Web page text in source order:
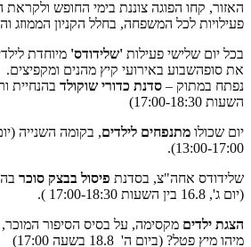
האזור, קחו הפוגה צוננת בימי החופש
פעילויות לכל המשפחה, בחלל הקניון הממוזג
בכל יום שלישי פעילות 'שלידודס' מיוחדת
את סופהשבוע באירועי קיץ מהנים ומקפיצים.
נפתח במתוק – סדנת כדורי שוקולד
השעות 17:00-18:30)
יום שכולו מתנפחים לילדים
13:00-17:00).
שלידודס אחה"צ, בסדנת פיסול בבצק סוכר
(יום ג', 16.8 בין השעות 17:00-18:30 ).
הצגת ילדים מקסימה, על בסיס הסיפור
מיהו מיץ פטל? (ביום ה' 18.8 בשעה 17:00)